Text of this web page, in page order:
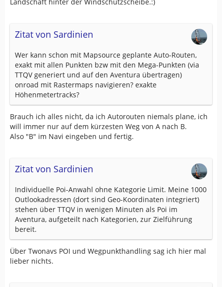
Zitat von Sardinien
Wer kann schon mit Mapsource geplante Auto-Routen,
exakt mit allen Punkten bzw mit den Mega-Punkten (via
TTQV generiert und auf den Aventura übertragen)
onroad mit Rastermaps navigieren? exakte
Höhenmetertracks?
Brauch ich alles nicht, da ich Autorouten niemals plane, ich
will immer nur auf dem kürzesten Weg von A nach B.
Also "B" im Navi eingeben und fertig.
Zitat von Sardinien
Individuelle Poi-Anwahl ohne Kategorie Limit. Meine 1000
Outlookadressen (dort sind Geo-Koordinaten integriert)
stehen über TTQV in wenigen Minuten als Poi im
Aventura, aufgeteilt nach Kategorien, zur Zielführung
bereit.
Über Twonavs POI und Wegpunkthandling sag ich hier mal
lieber nichts.